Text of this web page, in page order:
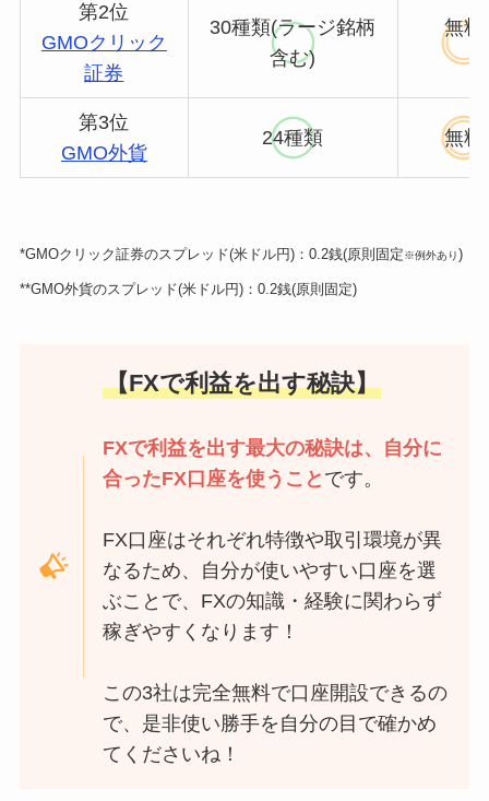
第2位
GMOクリック
証券
30種類(ラージ銘柄
含む)
無料
第3位
GMO外貨
24種類 無料
*GMOクリック証券のスプレッド(米ドル円)：0.2銭(原則固定※例外あり)
**GMO外貨のスプレッド(米ドル円)：0.2銭(原則固定)
【FXで利益を出す秘訣】
FXで利益を出す最大の秘訣は、自分に
合ったFX口座を使うこと です。
FX口座はそれぞれ特徴や取引環境が異
なるため、自分が使いやすい口座を選
ぶことで、FXの知識・経験に関わらず
稼ぎやすくなります！
この3社は完全無料で口座開設できるの
で、是非使い勝手を自分の目で確かめ
てくださいね！